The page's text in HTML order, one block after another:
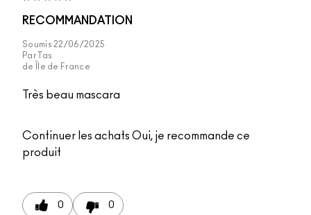
RECOMMANDATION
Soumis 22/06/2025
Par
Tas
de
Île de France
Très beau mascara
Continuer les achats Oui, je recommande ce
produit
0 0